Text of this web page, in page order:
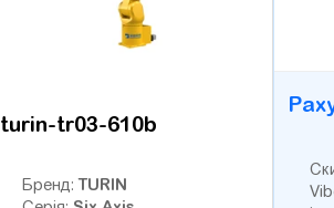
turin-tr03-610b
Бренд:TURIN